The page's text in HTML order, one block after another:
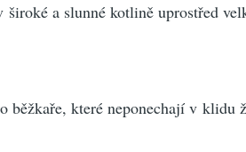
široké a slunné kotlině uprostřed
které neponechají v klidu